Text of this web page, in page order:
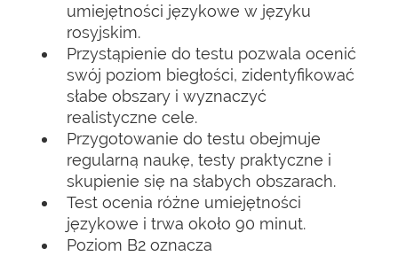
umiejętności językowe w języku
rosyjskim.
Przystąpienie do testu pozwala ocenić
swój poziom biegłości, zidentyfikować
słabe obszary i wyznaczyć
realistyczne cele.
Przygotowanie do testu obejmuje
regularną naukę, testy praktyczne i
skupienie się na słabych obszarach.
Test ocenia różne umiejętności
językowe i trwa około 90 minut.
Poziom B2 oznacza